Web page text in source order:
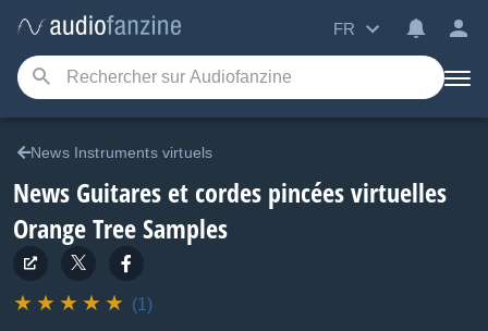
FR
News Instruments virtuels
News Guitares et cordes pincées virtuelles
Orange Tree Samples
(1)